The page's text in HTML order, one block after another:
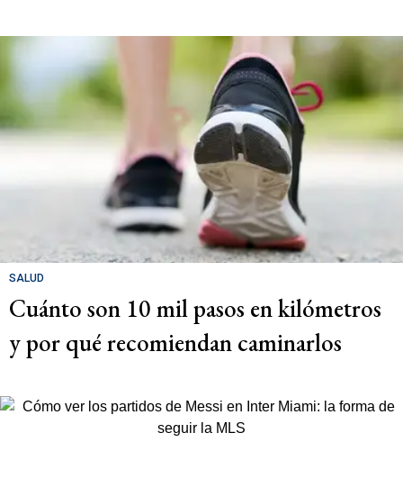
SALUD
Cuánto son 10 mil pasos en kilómetros
y por qué recomiendan caminarlos